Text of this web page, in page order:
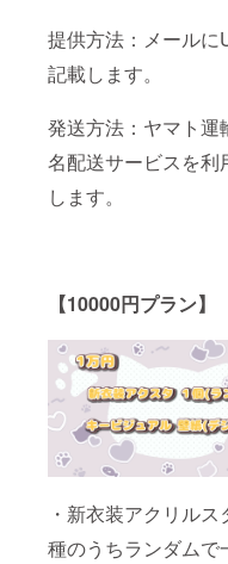
提供方法：メールに
記載します。
発送方法：ヤマト運
名配送サービスを利
します。
【10000円プラン】
・新衣装アクリルス
種のうちランダムで